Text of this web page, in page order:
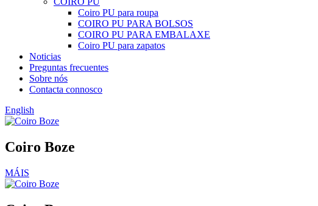
Coiro PU para roupa
COIRO PU PARA BOLSOS
COIRO PU PARA EMBALAXE
Coiro PU para zapatos
Noticias
Preguntas frecuentes
Sobre nós
Contacta connosco
English
Coiro Boze
MÁIS